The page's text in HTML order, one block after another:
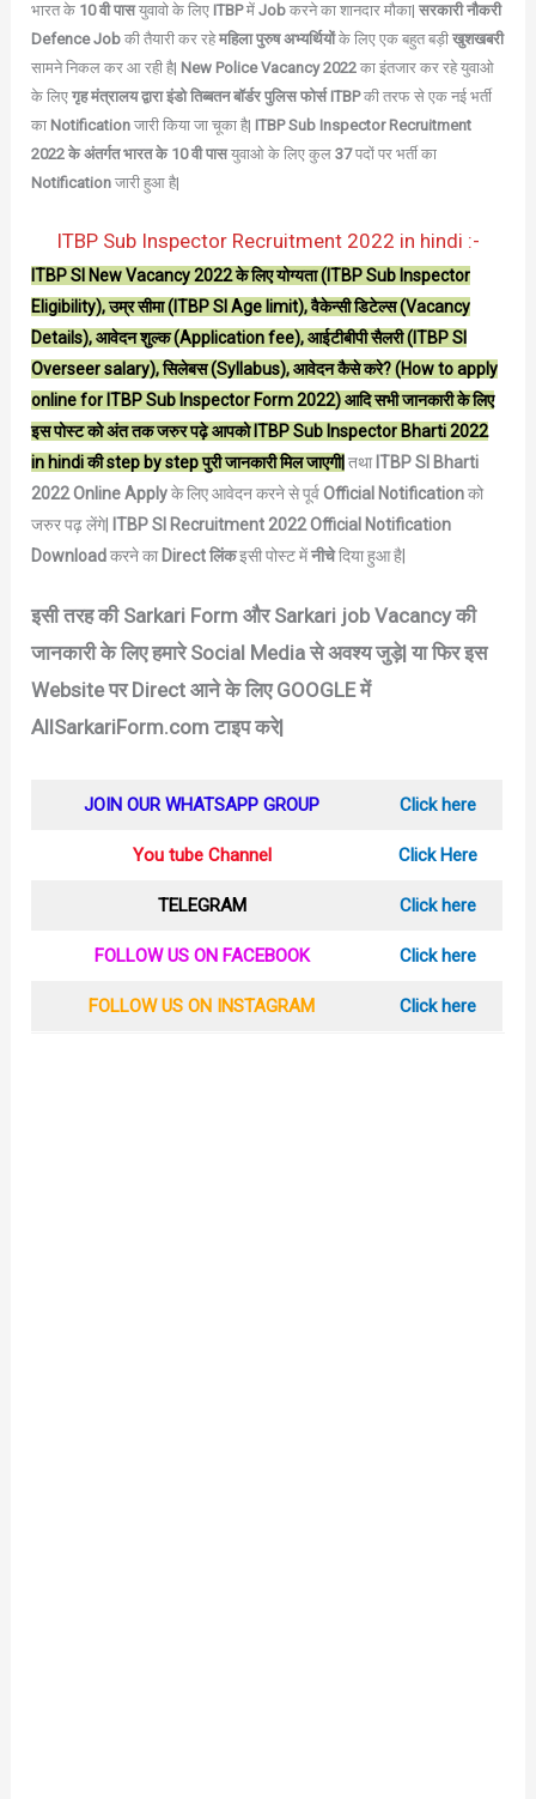
भारत के 10 वी पासयुवावो के लिए ITBPमेंJob करने का शानदार मौका|सरकारी नौकरी
Defence Job की तैयारी कर रहेमहिला पुरुष अभ्यर्थियोंके लिए एक बहुत बड़ीखुशखबरी
सामने निकल कर आ रही है| New Police Vacancy 2022 का इंतजार कर रहे युवाओ
के लिए गृह मंत्रालय द्वारा इंडो तिब्बतन बॉर्डर पुलिस फोर्स ITBPकी तरफ से एक नई भर्ती
का Notificationजारी किया जा चूका है| ITBP Sub Inspector Recruitment
2022 के अंतर्गत भारत के 10 वी पासयुवाओ के लिए कुल37पदों पर भर्ती का
Notificationजारी हुआ है|
ITBP Sub Inspector Recruitment 2022 in hindi :-
ITBP SI New Vacancy 2022के लिए योग्यता (ITBP Sub Inspector
Eligibility), उम्र सीमा (ITBP SI Age limit), वैकेन्सी डिटेल्स (Vacancy
Details), आवेदन शुल्क (Application fee), आईटीबीपी सैलरी (ITBP SI
Overseer salary), सिलेबस (Syllabus), आवेदन कैसे करे? (How to apply
online for ITBP Sub Inspector Form 2022) आदि सभी जानकारी के लिए
इस पोस्ट को अंत तक जरुर पढ़े आपको ITBP Sub Inspector Bharti 2022
in hindiकी step by step पुरी जानकारी मिल जाएगी| तथा ITBP SI Bharti
2022 Online Applyके लिए आवेदन करने से पूर्वOfficial Notificationको
जरुर पढ़ लेंगे| ITBP SI Recruitment 2022 Official Notification
Downloadकरने का Direct लिंकइसी पोस्ट मेंनीचेदिया हुआ है|
इसी तरह की Sarkari Form और Sarkari job Vacancy की
जानकारी के लिए हमारे Social Media से अवश्य जुड़े| या फिर इस
Website पर Direct आने के लिए GOOGLE में
AllSarkariForm.com टाइप करे|
JOIN OUR WHATSAPP GROUP Click here
You tube Channel Click Here
TELEGRAM Click here
FOLLOW US ON FACEBOOK Click here
FOLLOW US ON INSTAGRAM Click here